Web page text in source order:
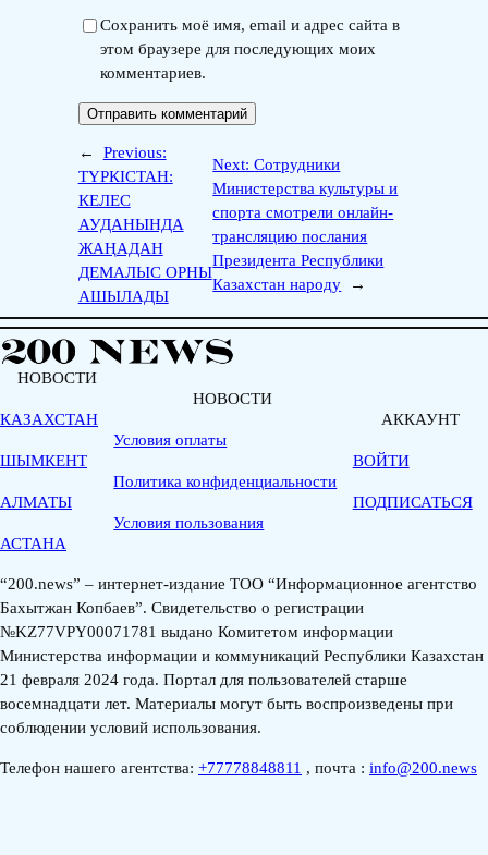
Сохранить моё имя, email и адрес сайта в
этом браузере для последующих моих
комментариев.
←
Previous:
ТҮРКІСТАН:
КЕЛЕС
АУДАНЫНДА
ЖАҢАДАН
ДЕМАЛЫС ОРНЫ
АШЫЛАДЫ
Next:Сотрудники
Министерства культуры и
спорта смотрели онлайн-
трансляцию послания
Президента Республики
Казахстан народу
→
НОВОСТИ
КАЗАХСТАН
ШЫМКЕНТ
АЛМАТЫ
АСТАНА
НОВОСТИ
Условия оплаты
Политика конфиденциальности
Условия пользования
АККАУНТ
ВОЙТИ
ПОДПИСАТЬСЯ
“200.news” – интернет-издание ТОО “Информационное агентство
Бахытжан Копбаев”. Свидетельство о регистрации
№KZ77VPY00071781 выдано Комитетом информации
Министерства информации и коммуникаций Республики Казахстан
21 февраля 2024 года. Портал для пользователей старше
восемнадцати лет. Материалы могут быть воспроизведены при
соблюдении условий использования.
Телефон нашего агентства: +77778848811 , почта : info@200.news